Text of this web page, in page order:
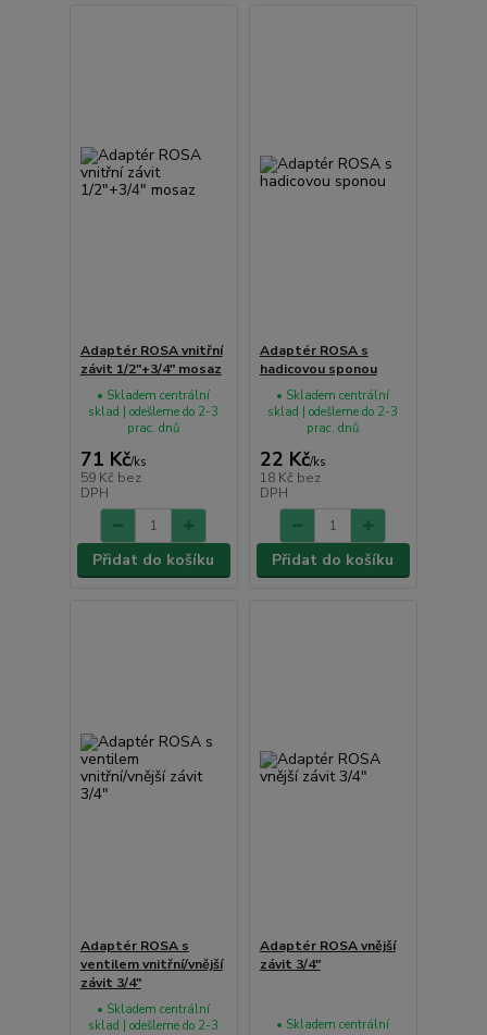
Adaptér ROSA vnitřní
závit 1/2"+3/4" mosaz
71 Kč/ks
59 Kč bez
DPH
• Skladem centrální
sklad | odešleme do 2-3
prac. dnů
Přidat do košíku
Adaptér ROSA s
hadicovou sponou
22 Kč/ks
18 Kč bez
DPH
• Skladem centrální
sklad | odešleme do 2-3
prac. dnů
Přidat do košíku
Adaptér ROSA s
ventilem vnitřní/vnější
závit 3/4"
• Skladem centrální
sklad | odešleme do 2-3
Adaptér ROSA vnější
závit 3/4"
• Skladem centrální